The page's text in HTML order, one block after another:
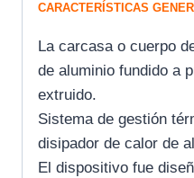
CARACTERÍSTICAS
La carcasa o cuerpo
de aluminio fundido a
extruido.
Sistema de gestión
disipador de calor de
El dispositivo fue